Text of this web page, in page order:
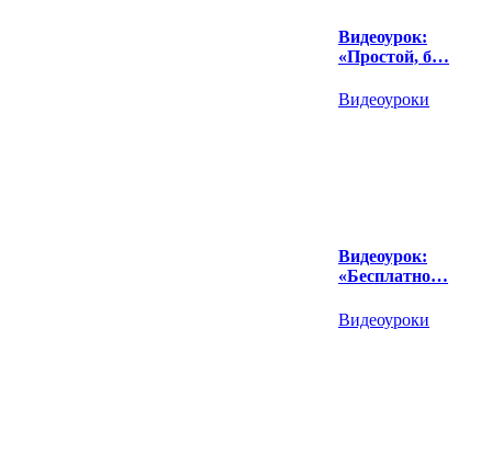
Видеоурок:
«Простой, б…
Видеоуроки
Видеоурок:
«Бесплатно…
Видеоуроки